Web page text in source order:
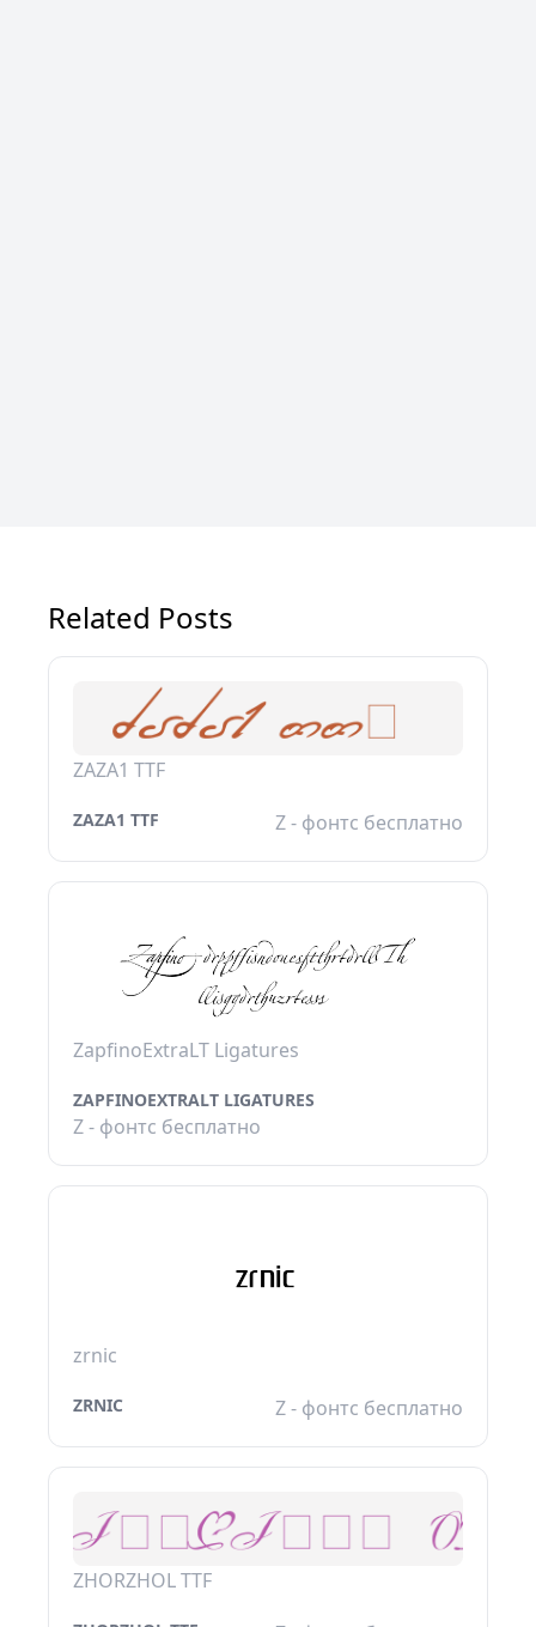
Related Posts
ZAZA1 TTF
ZAZA1 TTF Z - фонтс бесплатно
ZapfinoExtraLT Ligatures
ZAPFINOEXTRALT LIGATURES
Z - фонтс бесплатно
zrnic
ZRNIC Z - фонтс бесплатно
ZHORZHOL TTF